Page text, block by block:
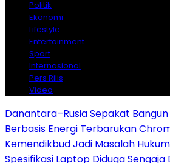
Politik
Ekonomi
Lifestyle
Entertainment
Sport
Internasional
Pers Rilis
Video
Danantara–Rusia Sepakat
Berbasis Energi Terbarukan
Kemendikbud Jadi Masalah
Spesifikasi Laptop Diduga Sengaja